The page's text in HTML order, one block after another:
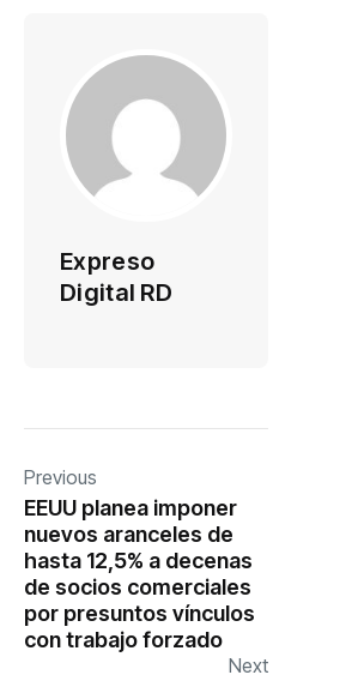
Expreso
Digital RD
Previous
EEUU planea imponer
nuevos aranceles de
hasta 12,5% a decenas
de socios comerciales
por presuntos vínculos
con trabajo forzado
Next